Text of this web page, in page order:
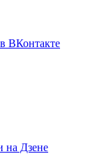
ВКонтакте
на Дзене